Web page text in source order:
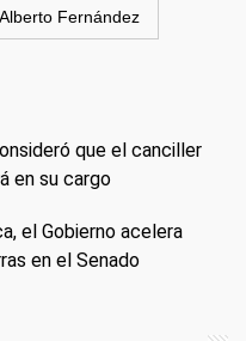
Alberto Fernández
que el canciller
en su cargo
el Gobierno acelera
en el Senado